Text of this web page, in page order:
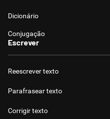
Dicionário
Conjugação
Escrever
Reescrever texto
Parafrasear texto
Corrigir texto